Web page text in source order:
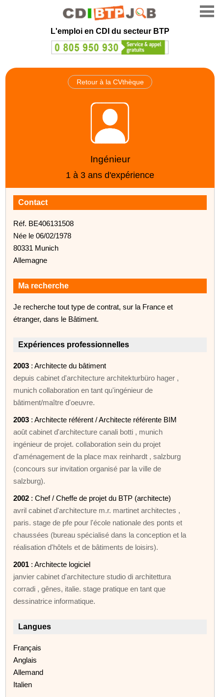
L'emploi en CDI du secteur BTP
Retour à la CVthèque
Ingénieur
1 à 3 ans d'expérience
Contact
Réf. BE406131508
Née le 06/02/1978
80331 Munich
Allemagne
Ma recherche
Je recherche tout type de contrat, sur la France et
étranger, dans le Bâtiment.
Expériences professionnelles
2003 : Architecte du bâtiment
depuis cabinet d'architecture architekturbüro hager ,
munich collaboration en tant qu'ingénieur de
bâtiment/maître d'oeuvre.
2003 : Architecte référent / Architecte référente BIM
août cabinet d'architecture canali botti , munich
ingénieur de projet. collaboration sein du projet
d'aménagement de la place max reinhardt , salzburg
(concours sur invitation organisé par la ville de
salzburg).
2002 : Chef / Cheffe de projet du BTP (architecte)
avril cabinet d'architecture m.r. martinet architectes ,
paris. stage de pfe pour l'école nationale des ponts et
chaussées (bureau spécialisé dans la conception et la
réalisation d'hôtels et de bâtiments de loisirs).
2001 : Architecte logiciel
janvier cabinet d'architecture studio di architettura
corradi , gênes, italie. stage pratique en tant que
dessinatrice informatique.
Langues
Français
Anglais
Allemand
Italien